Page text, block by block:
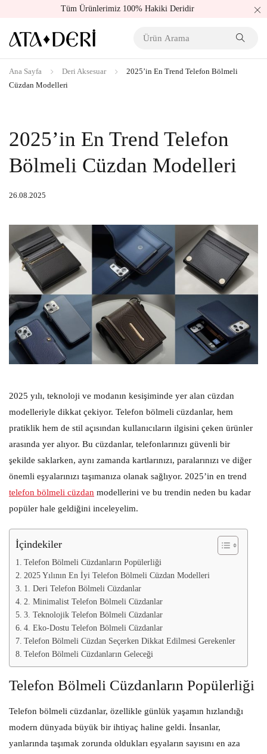
Tüm Ürünlerimiz 100% Hakiki Deridir
Ana Sayfa Deri Aksesuar
2025’in En Trend Telefon Bölmeli
Cüzdan Modelleri
2025’in En Trend Telefon
Bölmeli Cüzdan Modelleri
26.08.2025
2025 yılı, teknoloji ve modanın kesişiminde yer alan cüzdan
modelleriyle dikkat çekiyor. Telefon bölmeli cüzdanlar, hem
pratiklik hem de stil açısından kullanıcıların ilgisini çeken ürünler
arasında yer alıyor. Bu cüzdanlar, telefonlarınızı güvenli bir
şekilde saklarken, aynı zamanda kartlarınızı, paralarınızı ve diğer
önemli eşyalarınızı taşımanıza olanak sağlıyor. 2025’in en trend
telefon bölmeli cüzdan modellerini ve bu trendin neden bu kadar
popüler hale geldiğini inceleyelim.
İçindekiler
Telefon Bölmeli Cüzdanların Popülerliği
2025 Yılının En İyi Telefon Bölmeli Cüzdan Modelleri
1. Deri Telefon Bölmeli Cüzdanlar
2. Minimalist Telefon Bölmeli Cüzdanlar
3. Teknolojik Telefon Bölmeli Cüzdanlar
4. Eko-Dostu Telefon Bölmeli Cüzdanlar
Telefon Bölmeli Cüzdan Seçerken Dikkat Edilmesi Gerekenler
Telefon Bölmeli Cüzdanların Geleceği
Telefon Bölmeli Cüzdanların Popülerliği
Telefon bölmeli cüzdanlar, özellikle günlük yaşamın hızlandığı
modern dünyada büyük bir ihtiyaç haline geldi. İnsanlar,
yanlarında taşımak zorunda oldukları eşyaların sayısını en aza